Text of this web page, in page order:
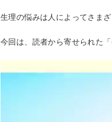
生理の悩みは人によってさま
今回は、読者から寄せられた